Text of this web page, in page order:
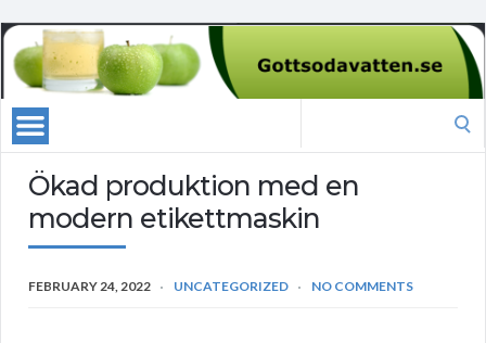
Ökad produktion med en
modern etikettmaskin
FEBRUARY 24, 2022 UNCATEGORIZED NO COMMENTS